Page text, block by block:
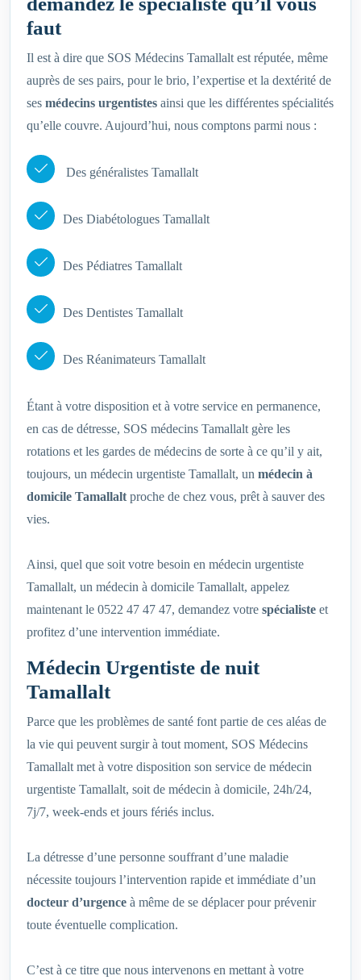
faut
Il est à dire que SOS Médecins Tamallalt est réputée, même
auprès de ses pairs, pour le brio, l’expertise et la dextérité de
ses médecins urgentistes ainsi que les différentes spécialités
qu’elle couvre. Aujourd’hui, nous comptons parmi nous :
Des généralistes Tamallalt
Des Diabétologues Tamallalt
Des Pédiatres Tamallalt
Des Dentistes Tamallalt
Des Réanimateurs Tamallalt
Étant à votre disposition et à votre service en permanence,
en cas de détresse, SOS médecins Tamallalt gère les
rotations et les gardes de médecins de sorte à ce qu’il y ait,
toujours, un médecin urgentiste Tamallalt, un médecin à
domicile Tamallalt proche de chez vous, prêt à sauver des
vies.
Ainsi, quel que soit votre besoin en médecin urgentiste
Tamallalt, un médecin à domicile Tamallalt, appelez
maintenant le 0522 47 47 47, demandez votre spécialiste et
profitez d’une intervention immédiate.
Médecin Urgentiste de nuit
Tamallalt
Parce que les problèmes de santé font partie de ces aléas de
la vie qui peuvent surgir à tout moment, SOS Médecins
Tamallalt met à votre disposition son service de médecin
urgentiste Tamallalt, soit de médecin à domicile, 24h/24,
7j/7, week-ends et jours fériés inclus.
La détresse d’une personne souffrant d’une maladie
nécessite toujours l’intervention rapide et immédiate d’un
docteur d’urgence à même de se déplacer pour prévenir
toute éventuelle complication.
C’est à ce titre que nous intervenons en mettant à votre